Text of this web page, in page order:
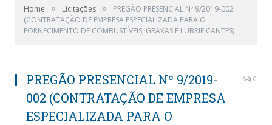
Home » Licitações »
PREGÃO PRESENCIAL Nº 9/2019-002
(CONTRATAÇÃO DE EMPRESA ESPECIALIZADA PARA O
FORNECIMENTO DE COMBUSTÍVEIS, GRAXAS E LUBRIFICANTES)
PREGÃO PRESENCIAL Nº 9/2019-
002 (CONTRATAÇÃO DE EMPRESA
ESPECIALIZADA PARA O
0